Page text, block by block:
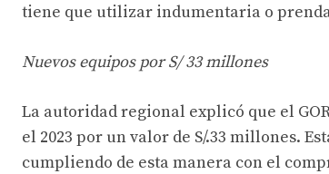
tiene que utilizar indumentaria o
Nuevos equipos por S/ 33 millones
La autoridad regional explicó que el
el 2023 por un valor de S/.33 millones.
cumpliendo de esta manera con el